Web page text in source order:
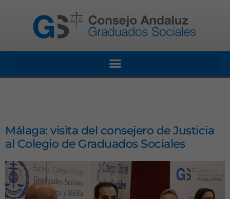
Málaga: visita del consejero de Justicia
al Colegio de Graduados Sociales